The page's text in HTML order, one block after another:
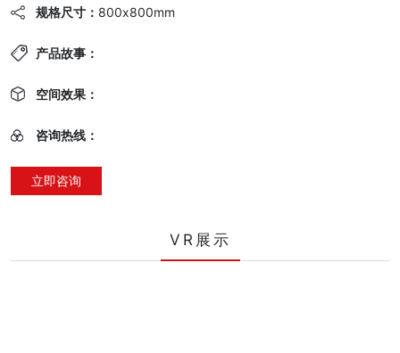
规格尺寸： 800x800mm
产品故事：
空间效果：
咨询热线：
立即咨询
VR展示